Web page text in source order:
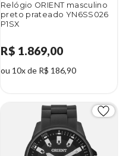
Relógio ORIENT masculino
preto prateado YN6SS026
P1SX
R$ 1.869,00
ou 10x de R$ 186,90